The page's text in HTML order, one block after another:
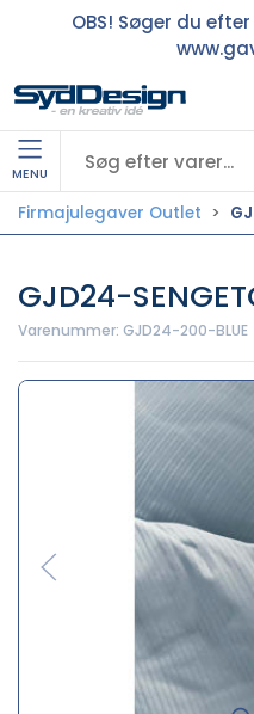
OBS! Søger du
MENU
Firmajulegaver Outlet
GJD24-
Varenummer: GJD24-200-BLUE